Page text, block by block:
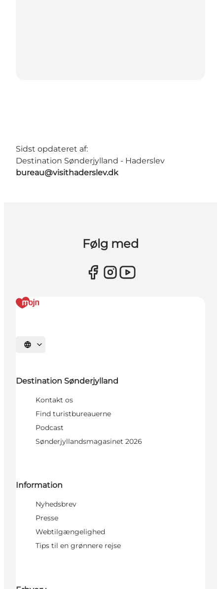
Sidst opdateret af:
Destination Sønderjylland - Haderslev
bureau@visithaderslev.dk
Følg med
Vælg sprog
Destination Sønderjylland
Kontakt os
Find turistbureauerne
Podcast
Sønderjyllandsmagasinet 2026
Information
Nyhedsbrev
Presse
Webtilgængelighed
Tips til en grønnere rejse